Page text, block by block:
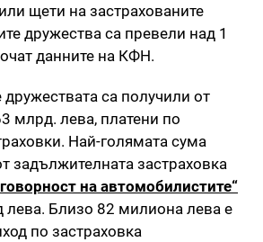
щети на застрахованите
дружества са превели над 1
данните на КФН.
са получили от
млрд. лева, платени по
Най-голямата сума
задължителната застраховка
на автомобилистите“
лева. Близо 82 милиона лева е
по застраховка